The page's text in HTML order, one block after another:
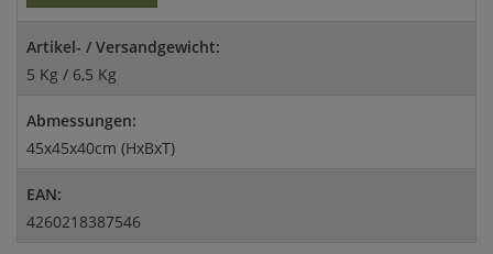
Artikel- / Versandgewicht:
5 Kg / 6,5 Kg
Abmessungen:
45x45x40cm (HxBxT)
EAN:
4260218387546